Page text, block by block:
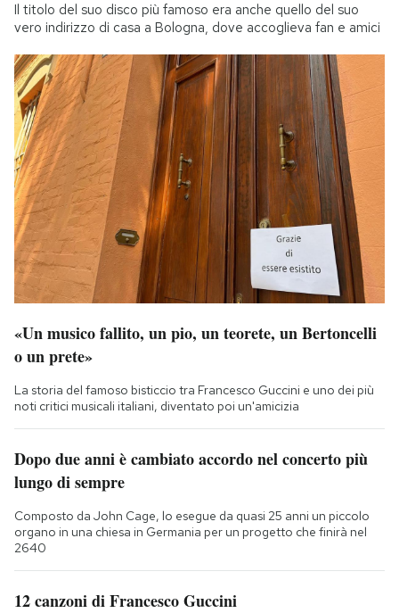
Il titolo del suo disco più famoso era anche quello del suo
vero indirizzo di casa a Bologna, dove accoglieva fan e amici
«Un musico fallito, un pio, un teorete, un Bertoncelli
o un prete»
La storia del famoso bisticcio tra Francesco Guccini e uno dei più
noti critici musicali italiani, diventato poi un'amicizia
Dopo due anni è cambiato accordo nel concerto più
lungo di sempre
Composto da John Cage, lo esegue da quasi 25 anni un piccolo
organo in una chiesa in Germania per un progetto che finirà nel
2640
12 canzoni di Francesco Guccini